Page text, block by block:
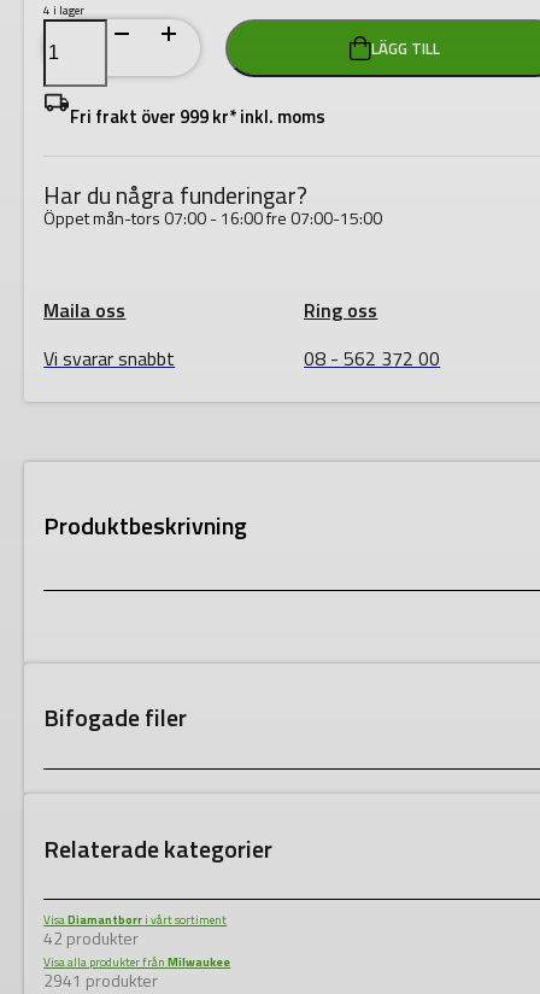
4 i lager
DIAMANTBORR
M14
12MM
mängd
LÄGG TILL
Fri frakt över 999 kr* inkl. moms
Har du några funderingar?
Öppet mån-tors 07:00 - 16:00 fre 07:00-15:00
Maila oss
Vi svarar snabbt
Ring oss
08 - 562 372 00
Produktbeskrivning
Bifogade filer
Relaterade kategorier
VisaDiamantborr i vårt sortiment
42 produkter
Visa alla produkter frånMilwaukee
2941 produkter